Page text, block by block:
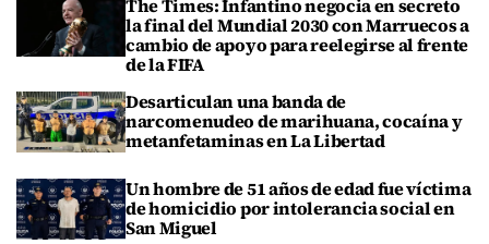
The Times: Infantino negocia en secreto
la final del Mundial 2030 con Marruecos a
cambio de apoyo para reelegirse al frente
de la FIFA
Desarticulan una banda de
narcomenudeo de marihuana, cocaína y
metanfetaminas en La Libertad
Un hombre de 51 años de edad fue víctima
de homicidio por intolerancia social en
San Miguel